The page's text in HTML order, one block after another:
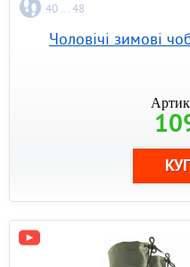
40 ... 48
Чоловічі зимові